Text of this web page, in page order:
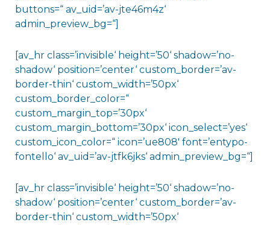
buttons=“ av_uid=’av-jte46m4z‘
admin_preview_bg=“]
[av_hr class=’invisible‘ height=’50‘ shadow=’no-
shadow‘ position=’center‘ custom_border=’av-
border-thin‘ custom_width=’50px‘
custom_border_color=“
custom_margin_top=’30px‘
custom_margin_bottom=’30px‘ icon_select=’yes‘
custom_icon_color=“ icon=’ue808′ font=’entypo-
fontello‘ av_uid=’av-jtfk6jks‘ admin_preview_bg=“]
[av_hr class=’invisible‘ height=’50‘ shadow=’no-
shadow‘ position=’center‘ custom_border=’av-
border-thin‘ custom_width=’50px‘